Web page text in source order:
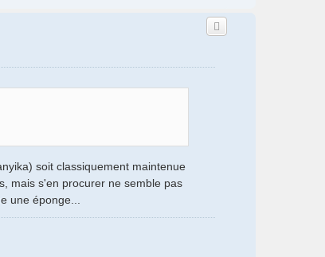
soit classiquement maintenue
mais s'en procurer ne semble pas
une éponge...